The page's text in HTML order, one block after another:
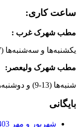
ساعت کاری:
مطب شهرک غرب :
یکشنبه‌ها و سه‌شنبه‌ها (17-13)
مطب شهرک ولیعصر:
شنبه‌ها (13-9) و دوشنبه‌ها (16-9)
بایگانی
شهریور و مهر 1403